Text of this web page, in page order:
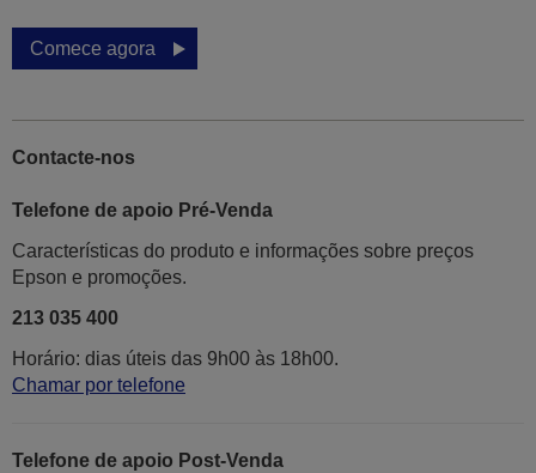
Comece agora
Contacte-nos
Telefone de apoio Pré-Venda
Características do produto e informações sobre preços
Epson e promoções.
213 035 400
Horário: dias úteis das 9h00 às 18h00.
Chamar por telefone
Telefone de apoio Post-Venda